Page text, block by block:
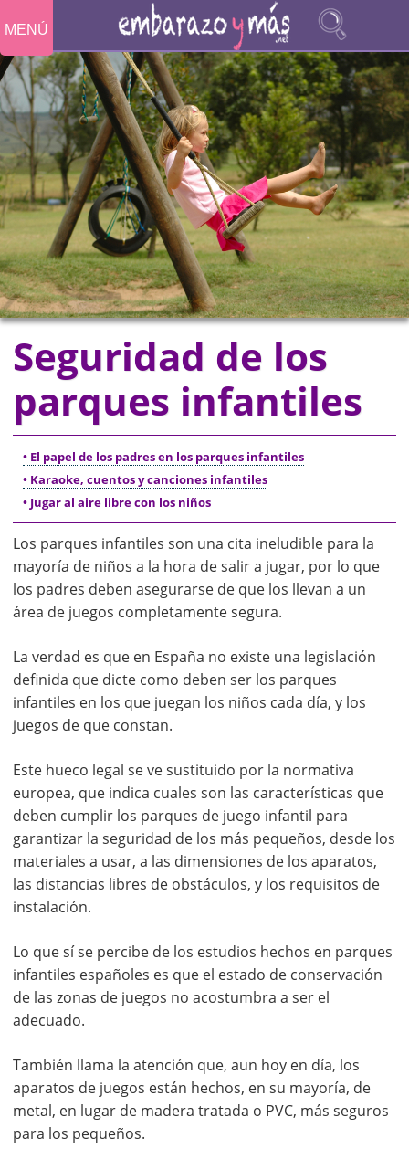
MENÚ
Seguridad de los
parques infantiles
• El papel de los padres en los parques infantiles
• Karaoke, cuentos y canciones infantiles
• Jugar al aire libre con los niños
Los parques infantiles son una cita ineludible para la
mayoría de niños a la hora de salir a jugar, por lo que
los padres deben asegurarse de que los llevan a un
área de juegos completamente segura.
La verdad es que en España no existe una legislación
definida que dicte como deben ser los parques
infantiles en los que juegan los niños cada día, y los
juegos de que constan.
Este hueco legal se ve sustituido por la normativa
europea, que indica cuales son las características que
deben cumplir los parques de juego infantil para
garantizar la seguridad de los más pequeños, desde los
materiales a usar, a las dimensiones de los aparatos,
las distancias libres de obstáculos, y los requisitos de
instalación.
Lo que sí se percibe de los estudios hechos en parques
infantiles españoles es que el estado de conservación
de las zonas de juegos no acostumbra a ser el
adecuado.
También llama la atención que, aun hoy en día, los
aparatos de juegos están hechos, en su mayoría, de
metal, en lugar de madera tratada o PVC, más seguros
para los pequeños.